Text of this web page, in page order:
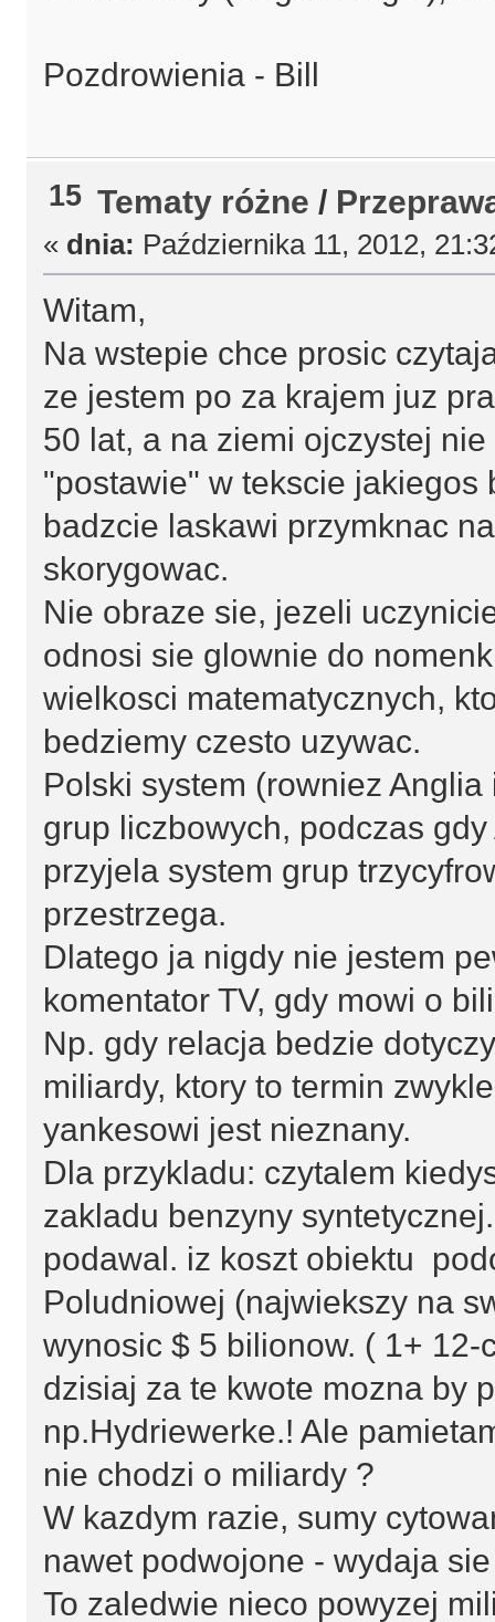
Pozdrowienia - Bill
15 Tematy różne /
« dnia: Października 11, 2012,
Witam,
Na wstepie chce prosic
ze jestem po za krajem juz
50 lat, a na ziemi ojczystej
"postawie" w tekscie jakiegos
badzcie laskawi przymknac
skorygowac.
Nie obraze sie, jezeli
odnosi sie glownie do
wielkosci matematycznych,
bedziemy czesto uzywac.
Polski system (rowniez
grup liczbowych, podczas
przyjela system grup
przestrzega.
Dlatego ja nigdy nie jestem
komentator TV, gdy mowi o
Np. gdy relacja bedzie
miliardy, ktory to termin
yankesowi jest nieznany.
Dla przykladu: czytalem
zakladu benzyny
podawal. iz koszt obiektu
Poludniowej (najwiekszy na
wynosic $ 5 bilionow. ( 1+
dzisiaj za te kwote mozna by
np.Hydriewerke.! Ale
nie chodzi o miliardy ?
W kazdym razie, sumy
nawet podwojone - wydaja
To zaledwie nieco powyzej